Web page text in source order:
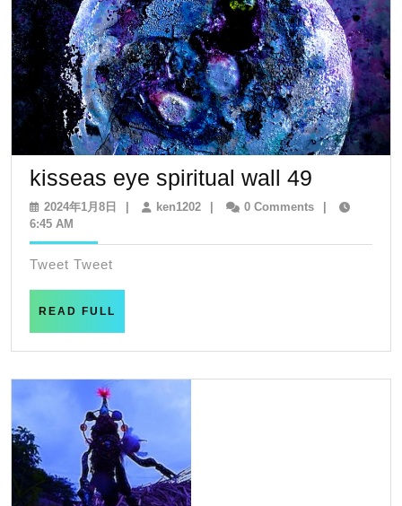
kisseas eye spiritual wall 49
eye
2024年1月8日 2024
日
| ken1202ken1202
| 0 Comments
|
6:45 AM
Tweet Tweet
READ FULL